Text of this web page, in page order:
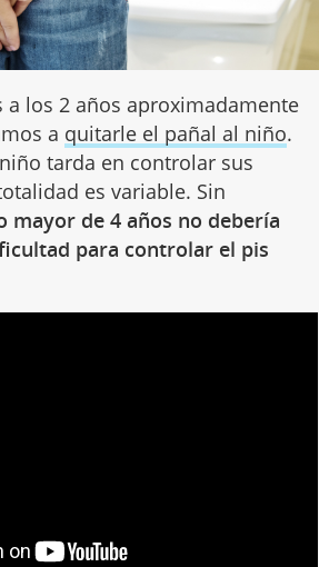
a los 2 años aproximadamente
a quitarle el pañal al niño.
tarda en controlar sus
es variable. Sin
mayor de 4 años no debería
para controlar el pis